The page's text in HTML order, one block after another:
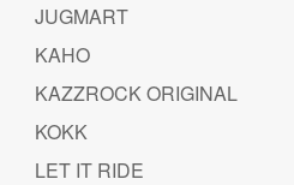
JUGMART
KAHO
KAZZROCK ORIGINAL
KOKK
LET IT RIDE